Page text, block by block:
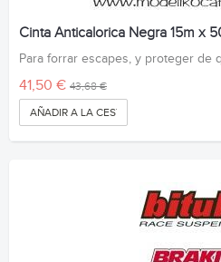
Cinta Anticalorica Negra 15m x
Para forrar escapes, y proteger de
41,50 € 43,68 €
AÑADIR A LA CESTA